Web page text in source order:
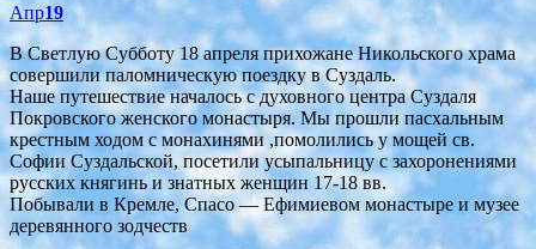
Апр19
В Светлую Субботу 18 апреля прихожане Никольского храма
совершили паломническую поездку в Суздаль.
Наше путешествие началось с духовного центра Суздаля
Покровского женского монастыря. Мы прошли пасхальным
крестным ходом с монахинями ,помолились у мощей св.
Софии Суздальской, посетили усыпальницу с захоронениями
русских княгинь и знатных женщин 17-18 вв.
Побывали в Кремле, Спасо — Ефимиевом монастыре и музее
деревянного зодчеств